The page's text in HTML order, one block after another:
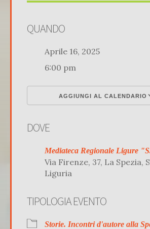
QUANDO
Aprile 16, 2025
6:00 pm
AGGIUNGI AL CALENDARIO
DOVE
Mediateca Regionale Ligure
Via Firenze, 37, La Spezia,
Liguria
TIPOLOGIA EVENTO
Storie. Incontri d'autore alla